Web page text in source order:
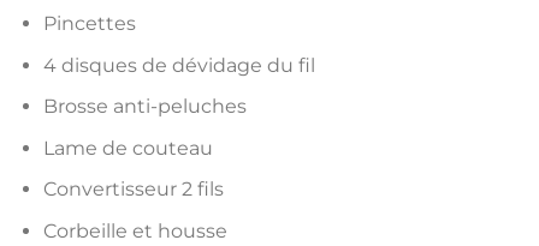
Pincettes
4 disques de dévidage du fil
Brosse anti-peluches
Lame de couteau
Convertisseur 2 fils
Corbeille et housse